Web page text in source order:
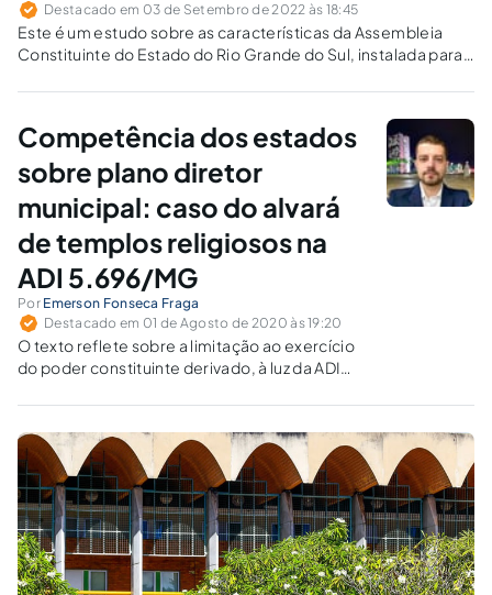
Destacado em 03 de Setembro de 2022 às 18:45
Este é um estudo sobre as características da Assembleia
Constituinte do Estado do Rio Grande do Sul, instalada para
especial, suas principais inovações legislativas no exercício
Competência dos estados
sobre plano diretor
municipal: caso do alvará
de templos religiosos na
ADI 5.696/MG
Por Emerson Fonseca Fraga
Destacado em 01 de Agosto de 2020 às 19:20
O texto reflete sobre a limitação ao exercício
do poder constituinte derivado, à luz da ADI
impossibilidade de os Estados regularem o
zoneamento urbano dos municípios